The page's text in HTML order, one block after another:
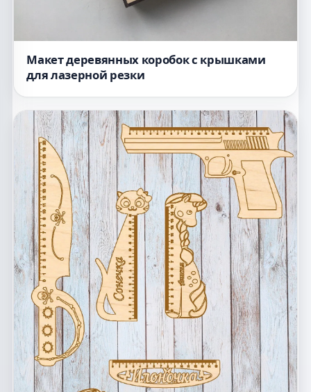
Макет деревянных коробок с крышками
для лазерной резки